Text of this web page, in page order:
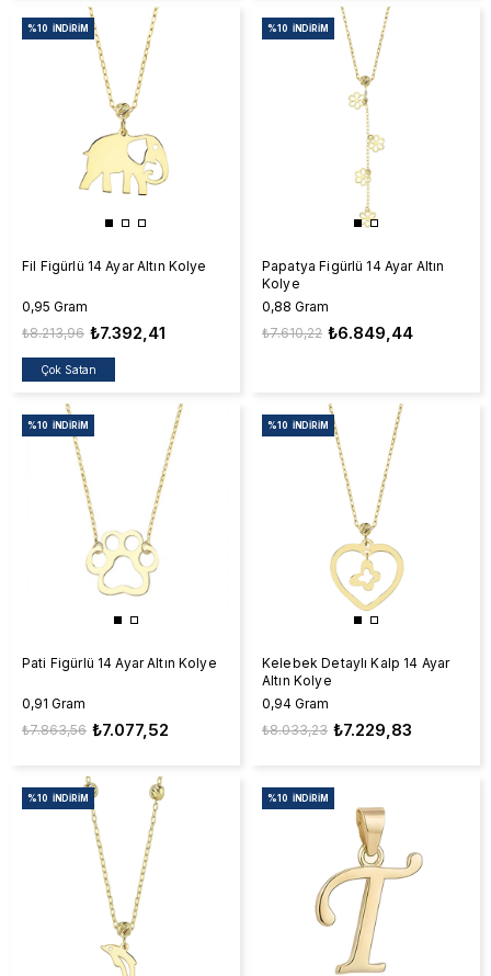
Fil Figürlü 14 Ayar Altın Kolye
0,95 Gram
₺7.392,41
₺8.213,96
Çok Satan
%10 İNDIRIM
Papatya Figürlü 14 Ayar Altın
Kolye
0,88 Gram
₺6.849,44
₺7.610,22
%10 İNDIRIM
Pati Figürlü 14 Ayar Altın Kolye
0,91 Gram
₺7.077,52
₺7.863,56
%10 İNDIRIM
Kelebek Detaylı Kalp 14 Ayar
Altın Kolye
0,94 Gram
₺7.229,83
₺8.033,23
%10 İNDIRIM
%10 İNDIRIM %10 İNDIRIM